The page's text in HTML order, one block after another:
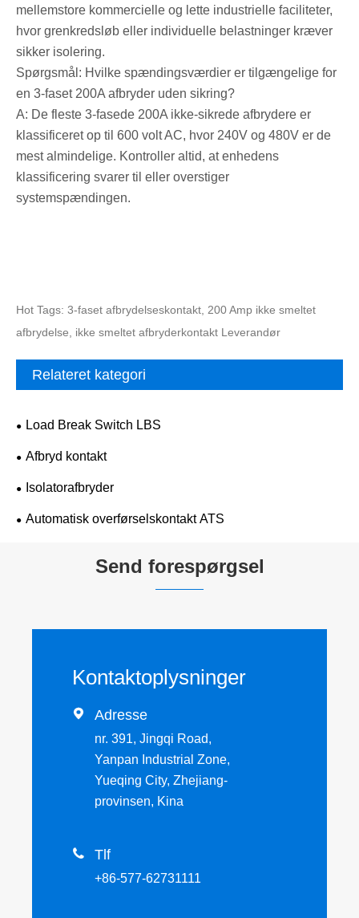
mellemstore kommercielle og lette industrielle faciliteter,
hvor grenkredsløb eller individuelle belastninger kræver
sikker isolering.
Spørgsmål: Hvilke spændingsværdier er tilgængelige for
en 3-faset 200A afbryder uden sikring?
A: De fleste 3-fasede 200A ikke-sikrede afbrydere er
klassificeret op til 600 volt AC, hvor 240V og 480V er de
mest almindelige. Kontroller altid, at enhedens
klassificering svarer til eller overstiger
systemspændingen.
Hot Tags: 3-faset afbrydelseskontakt, 200 Amp ikke smeltet
afbrydelse, ikke smeltet afbryderkontakt Leverandør
Relateret kategori
Load Break Switch LBS
Afbryd kontakt
Isolatorafbryder
Automatisk overførselskontakt ATS
Send forespørgsel
Kontaktoplysninger
 Adresse
nr. 391, Jingqi Road,
Yanpan Industrial Zone,
Yueqing City, Zhejiang-
provinsen, Kina
 Tlf
+86-577-62731111